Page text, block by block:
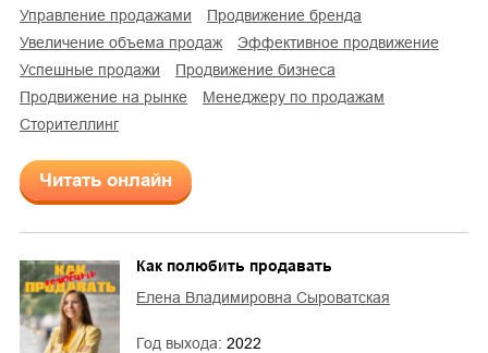
управление продажами
продвижение бренда
увеличение объема продаж
эффективное продвижение
успешные продажи
продвижение бизнеса
продвижение на рынке
менеджеру по продажам
сторителлинг
Читать онлайн
Как полюбить продавать
Елена Владимировна Сыроватская
Год выхода: 2022